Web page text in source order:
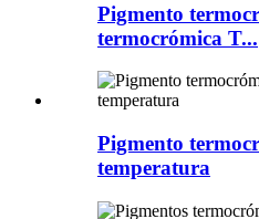
Pigmento
termocrómica T...
Pigmento
temperatura